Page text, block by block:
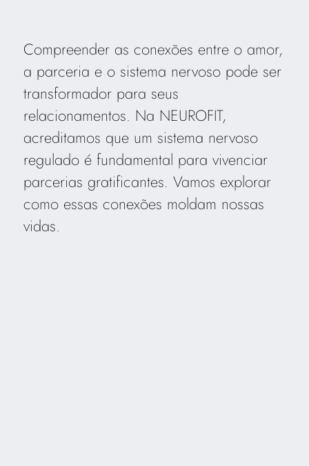
Compreender as conexões entre o amor,
a parceria e o sistema nervoso pode ser
transformador para seus
relacionamentos. Na NEUROFIT,
acreditamos que um sistema nervoso
regulado é fundamental para vivenciar
parcerias gratificantes. Vamos explorar
como essas conexões moldam nossas
vidas.